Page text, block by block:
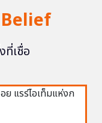
ที่เชื่อ